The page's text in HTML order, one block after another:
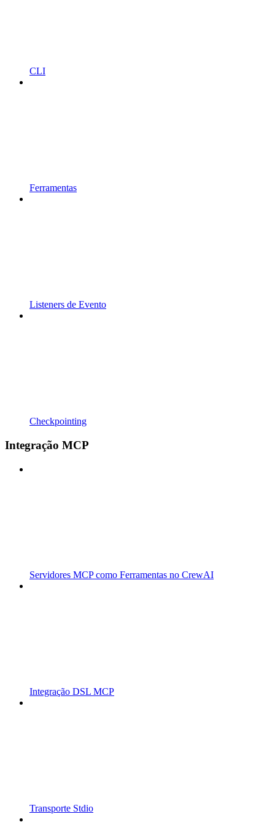
CLI
Ferramentas
Listeners de Evento
Checkpointing
Integração MCP
Servidores MCP como Ferramentas no CrewAI
Integração DSL MCP
Transporte Stdio